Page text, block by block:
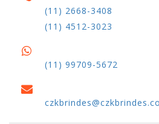
(11) 2668-3408
(11) 4512-3023
(11) 99709-5672